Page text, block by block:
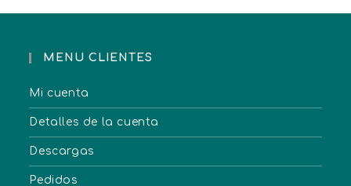
MENU CLIENTES
Mi cuenta
Detalles de la cuenta
Descargas
Pedidos